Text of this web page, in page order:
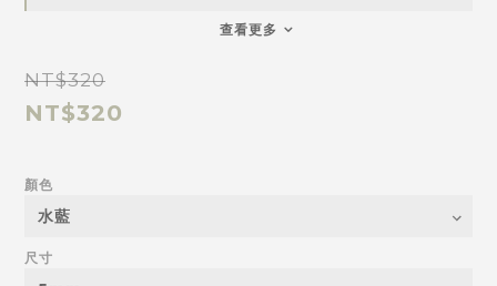
查看更多
NT$320
NT$320
顏色
尺寸